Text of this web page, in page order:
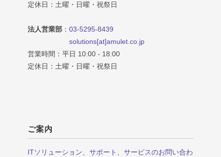
定休日：土曜・日曜・祝祭日
法人営業部 ： 03-5295-8439
solutions[at]amulet.co.jp
営業時間：平日 10:00 - 18:00
定休日：土曜・日曜・祝祭日
ご案内
ITソリューション、サポート、サービスのお問い合わ